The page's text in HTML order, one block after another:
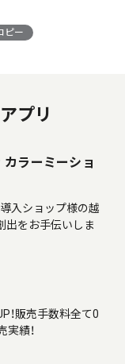
ピー
プリ
ラーミーショ
入ショップ様の越
出をお手伝いしま
！販売手数料全て0
実績！